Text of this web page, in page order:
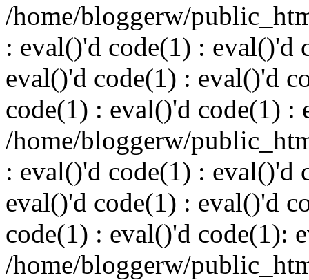
/home/bloggerw/
: eval()'d code(1) : eval()'d
eval()'d code(1) : eval()'d
code(1) : eval()'d code(1) :
/home/bloggerw/
: eval()'d code(1) : eval()'d
eval()'d code(1) : eval()'d
code(1) : eval()'d code(1):
/home/bloggerw/